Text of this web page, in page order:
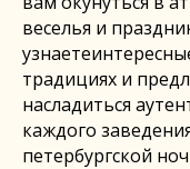
веселья и
традициях и
насладиться
каждого
петербургской